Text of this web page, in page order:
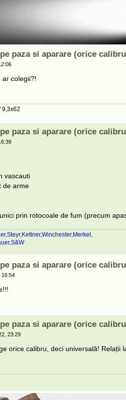
paza si aparare (orice
ar colegii?!
9,3x62
paza si aparare (orice
vascauti
de arme
prin rotocoale de fum (precum
paza si aparare (orice
16:54
paza si aparare (orice
23:29
orice calibru, deci universală! Relații